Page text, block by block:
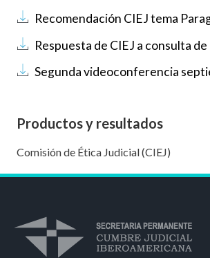
Documento
Recomendación CIEJ tema
Documento
Respuesta de CIEJ a consulta
Documento
Segunda videoconferencia
Productos y resultados
Comisión de Ética Judicial (CIEJ)